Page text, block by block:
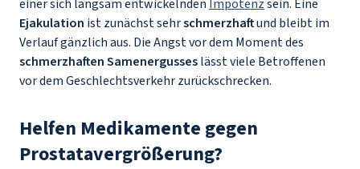
einer sich langsam entwickelnden Impotenzsein. Eine
Ejakulation ist zunächst sehrschmerzhaftund bleibt im
Verlauf gänzlich aus. Die Angst vor dem Moment des
schmerzhaften Samenergusseslässt viele Betroffenen
vor dem Geschlechtsverkehr zurückschrecken.
Helfen Medikamente gegen
Prostatavergrößerung?